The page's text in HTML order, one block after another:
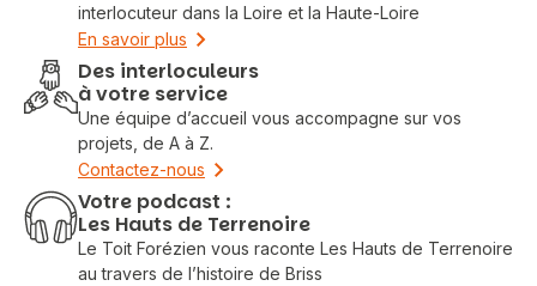
interlocuteur dans la Loire et la Haute-Loire
En savoir plus
Des interloculeurs
à votre service
Une équipe d’accueil vous accompagne sur vos
projets, de A à Z.
Contactez-nous
Votre podcast :
Les Hauts de Terrenoire
Le Toit Forézien vous raconte Les Hauts de Terrenoire
au travers de l’histoire de Briss